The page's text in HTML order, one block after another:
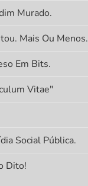
Murado.
Mais Ou Menos.
Em Bits.
Vitae"
Social Pública.
Dito!